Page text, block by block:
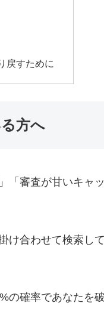
戻すために
方へ
「審査が甘いキャ
け合わせて検索し
の確率であなたを